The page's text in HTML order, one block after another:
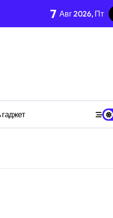
7 Авг 2026, Пт